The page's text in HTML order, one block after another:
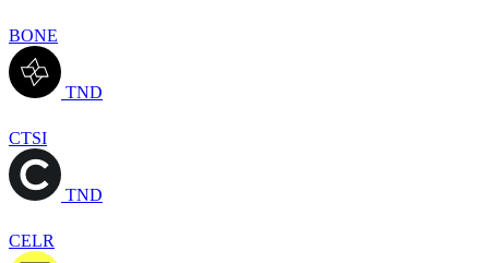
BONE
TND
CTSI
TND
CELR